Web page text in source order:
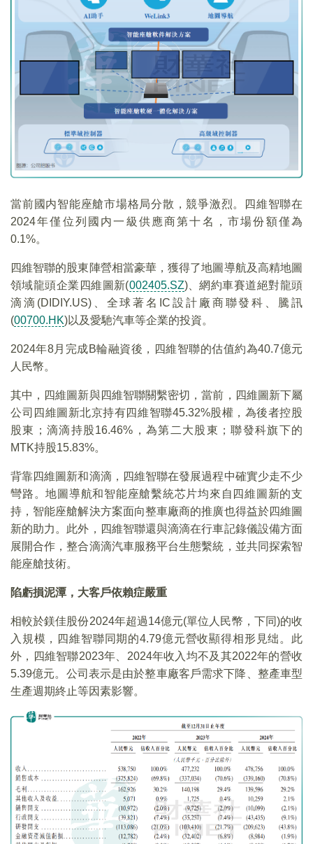
當前國内智能座艙市場格局分散，競爭激烈。四維智聯在
2024年僅位列國内一級供應商第十名，市場份額僅為
0.1%。
四維智聯的股東陣營相當豪華，獲得了地圖導航及高精地圖
領域龍頭企業四維圖新(002405.SZ)、網約車賽道絕對龍頭
滴滴(DIDIY.US)、全球著名IC設計廠商聯發科、騰訊
(00700.HK)以及愛馳汽車等企業的投資。
2024年8月完成B輪融資後，四維智聯的估值約為40.7億元
人民幣。
其中，四維圖新與四維智聯關繫密切，當前，四維圖新下屬
公司四維圖新北京持有四維智聯45.32%股權，為後者控股
股東；滴滴持股16.46%，為第二大股東；聯發科旗下的
MTK持股15.83%。
背靠四維圖新和滴滴，四維智聯在發展過程中確實少走不少
彎路。地圖導航和智能座艙繫統芯片均來自四維圖新的支
持，智能座艙解決方案面向整車廠商的推廣也得益於四維圖
新的助力。此外，四維智聯還與滴滴在行車記錄儀設備方面
展開合作，整合滴滴汽車服務平台生態繫統，並共同探索智
能座艙技術。
陷虧損泥潭，大客戶依賴症嚴重
相較於鎂佳股份2024年超過14億元(單位人民幣，下同)的收
入規模，四維智聯同期的4.79億元營收顯得相形見绌。此
外，四維智聯2023年、2024年收入均不及其2022年的營收
5.39億元。公司表示是由於整車廠客戶需求下降、整產車型
生產週期終止等因素影響。